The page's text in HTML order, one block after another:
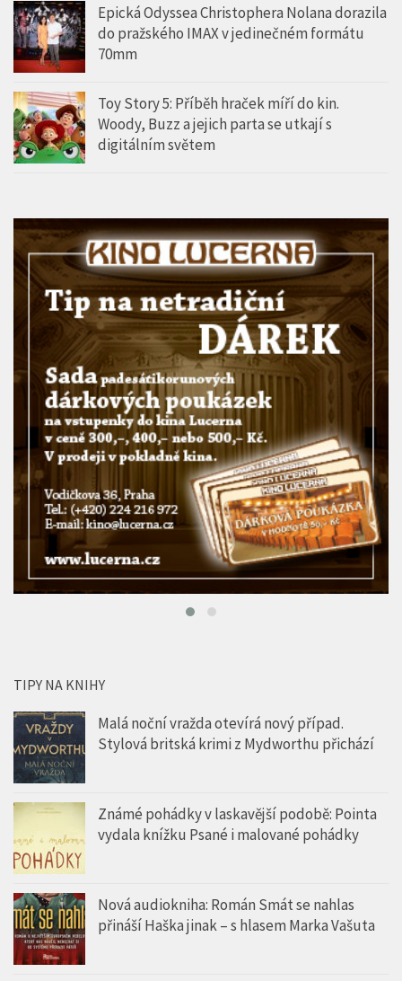
Epická Odyssea Christophera Nolana dorazila
do pražského IMAX v jedinečném formátu
70mm
Toy Story 5: Příběh hraček míří do kin.
Woody, Buzz a jejich parta se utkají s
digitálním světem
TIPY NA KNIHY
Malá noční vražda otevírá nový případ.
Stylová britská krimi z Mydworthu přichází
Známé pohádky v laskavější podobě: Pointa
vydala knížku Psané i malované pohádky
Nová audiokniha: Román Smát se nahlas
přináší Haška jinak – s hlasem Marka Vašuta